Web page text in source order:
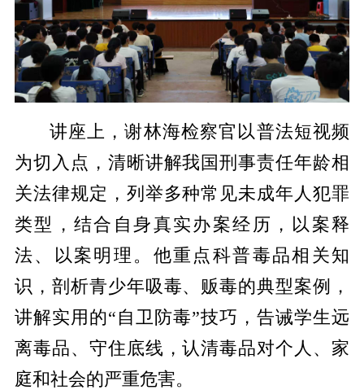
讲座上，谢林海检察官以普法短视频
为切入点，清晰讲解我国刑事责任年龄相
关法律规定，列举多种常见未成年人犯罪
类型，结合自身真实办案经历，以案释
法、以案明理。他重点科普毒品相关知
识，剖析青少年吸毒、贩毒的典型案例，
讲解实用的“自卫防毒”技巧，告诫学生远
离毒品、守住底线，认清毒品对个人、家
庭和社会的严重危害。